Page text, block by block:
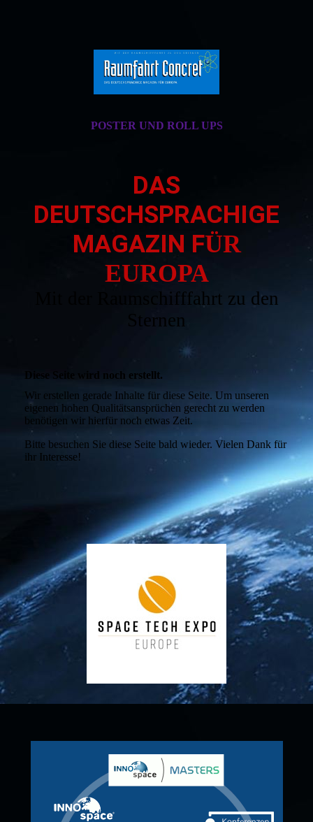
POSTER UND ROLL UPS
DAS
DEUTSCHSPRACHIGE
MAGAZIN FÜR
EUROPA
Mit der Raumschifffahrt zu den
Sternen
Diese Seite wird noch erstellt.
Wir erstellen gerade Inhalte für diese Seite. Um unseren
eigenen hohen Qualitätsansprüchen gerecht zu werden
benötigen wir hierfür noch etwas Zeit.
Bitte besuchen Sie diese Seite bald wieder. Vielen Dank für
ihr Interesse!